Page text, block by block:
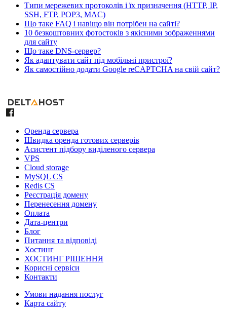
Типи мережевих протоколів і їх призначення (HTTP, IP,
SSH, FTP, POP3, MAC)
Що таке FAQ і навіщо він потрібен на сайті?
10 безкоштовних фотостоків з якісними зображеннями
для сайту
Що таке DNS-сервер?
Як адаптувати сайт під мобільні пристрої?
Як самостійно додати Google reCAPTCHA на свій сайт?
Оренда сервера
Швидка оренда готових серверів
Асистент підбору виділеного сервера
VPS
Cloud storage
MySQL CS
Redis CS
Реєстрація домену
Перенесення домену
Оплата
Дата-центри
Блог
Питання та відповіді
Хостинг
ХОСТИНГ РІШЕННЯ
Корисні сервіси
Контакти
Умови надання послуг
Карта сайту